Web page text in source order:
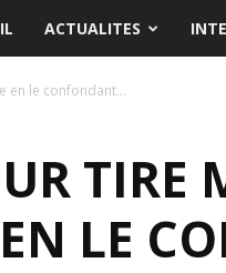
ACTUALITES
en le confondant...
TIRE
LE